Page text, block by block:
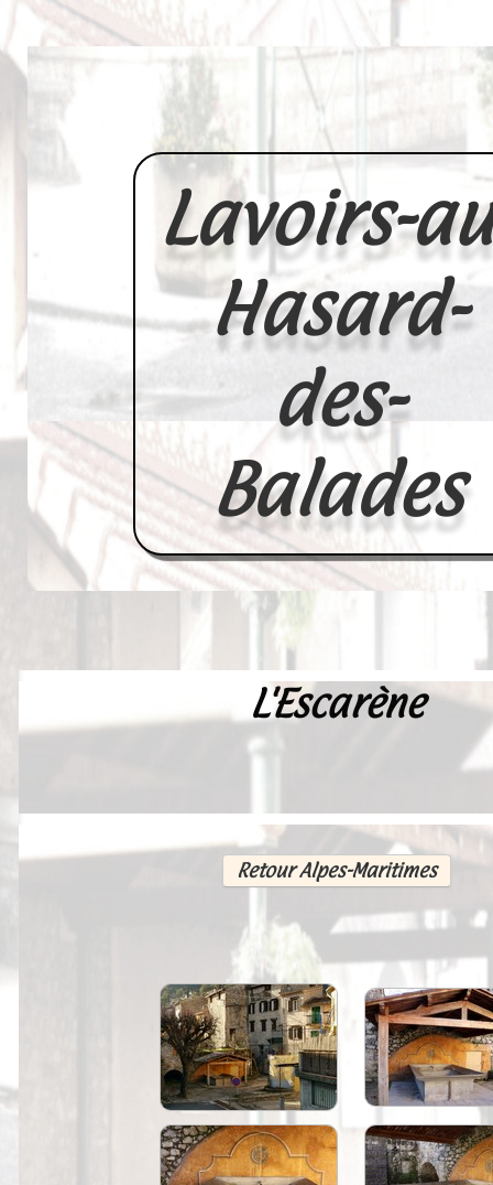
Lavoirs-
Hasard-
des-
Balades
Videos--Lavoirs
Un Peu d'Histoire
Outils-des-Lavandières
Cartes Postales-Anciennes et
Peintures
L'Escarène
Retour Alpes-Maritimes